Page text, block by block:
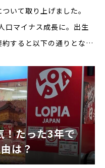
いて取り上げました。
口マイナス成長に。出生
すると以下の通りとなり
！たった3年で
は？